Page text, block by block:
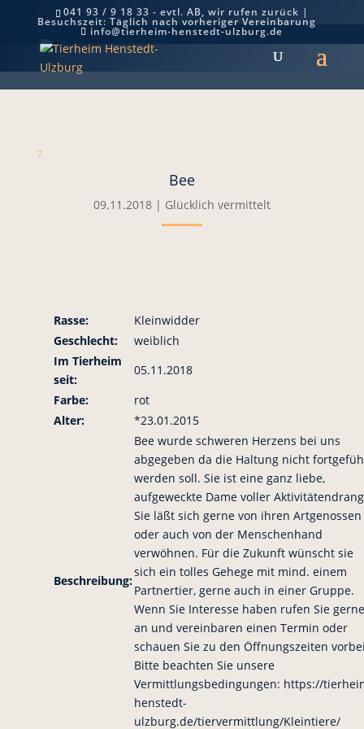
041 93 / 9 18 33 - evtl. AB, wir rufen zurück |
Besuchszeit: Täglich nach vorheriger Vereinbarung
info@tierheim-henstedt-ulzburg.de
Bee
7
Bee
09.11.2018| Glücklich vermittelt
Rasse:
Kleinwidder
Geschlecht:
weiblich
Im Tierheim
seit:
05.11.2018
Farbe:
rot
Alter:
*23.01.2015
Beschreibung:
Bee wurde schweren Herzens bei uns
abgegeben da die Haltung nicht
werden soll. Sie ist eine ganz liebe,
aufgeweckte Dame voller
Sie läßt sich gerne von ihren Artgenossen
oder auch von der Menschenhand
verwöhnen. Für die Zukunft wünscht sie
sich ein tolles Gehege mit mind. einem
Partnertier, gerne auch in einer Gruppe.
Wenn Sie Interesse haben rufen Sie gerne
an und vereinbaren einen Termin oder
schauen Sie zu den Öffnungszeiten
Bitte beachten Sie unsere
Vermittlungsbedingungen: https://
henstedt-
ulzburg.de/tiervermittlung/Kleintiere/